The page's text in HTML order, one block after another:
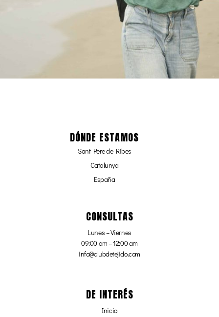
DÓNDE ESTAMOS
Sant Pere de Ribes
Catalunya
España
CONSULTAS
Lunes – Viernes
09:00 am – 12:00 am
info@clubdetejido.com
DE INTERÉS
Inicio